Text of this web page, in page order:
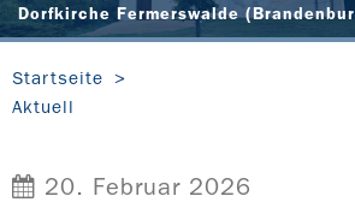
Dorfkirche Fermerswalde
Startseite
Aktuell
20. Februar 2026